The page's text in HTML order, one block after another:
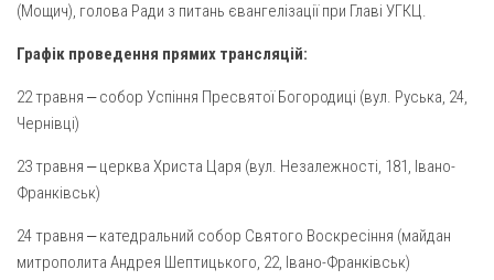
Монастирі
Свято-Покровський монастир оо Василіян
Свято-Івано-Павлівський монастир сестер Згромадження
Св. Йосифа ОПДМ
Монастир Успення Пресвятої Богородиці Сестер Чину
Святого Василія Великого
Комісії
(Мощич), голова Ради з питань євангелізації при Главі УГКЦ.
Графік проведення прямих трансляцій:
22 травня ‒ собор Успіння Пресвятої Богородиці (вул. Руська, 24,
Чернівці)
23 травня ‒ церква Христа Царя (вул. Незалежності, 181, Івано-
Франківськ)
24 травня ‒ катедральний собор Святого Воскресіння (майдан
митрополита Андрея Шептицького, 22, Івано-Франківськ)